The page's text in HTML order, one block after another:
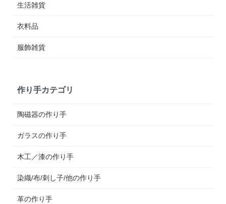
生活雑貨
衣料品
服飾雑貨
作り手カテゴリ
陶磁器の作り手
ガラスの作り手
木工／漆の作り手
染織/布/刺し子/他の作り手
革の作り手